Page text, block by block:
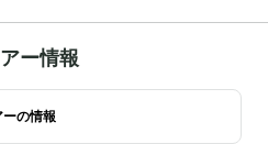
ー情報
の情報